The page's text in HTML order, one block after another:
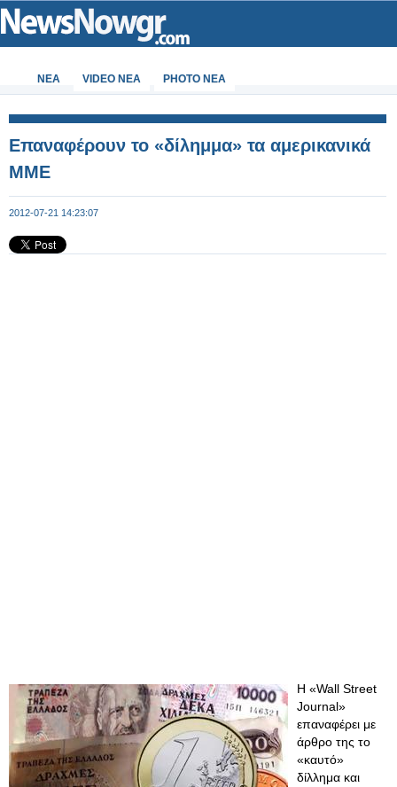
ΝΕΑ VIDEO NEA PHOTO NEA
Επαναφέρουν το «δίλημμα» τα αμερικανικά
ΜΜΕ
2012-07-21 14:23:07
Η «Wall Street
Journal»
επαναφέρει με
άρθρο της το
«καυτό»
δίλλημα και